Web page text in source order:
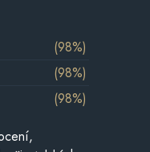
(98%)
(98%)
(98%)